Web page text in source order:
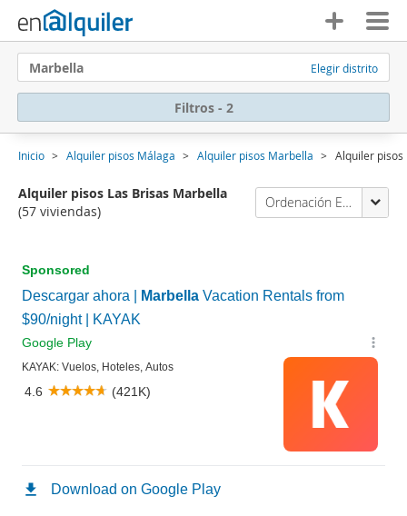
Marbella Elegir distrito
Filtros - 2
Inicio Alquiler pisos Málaga Alquiler pisos Marbella Alquiler
Alquiler pisos Las Brisas Marbella
(57 viviendas)
Ordenación Enalquiler